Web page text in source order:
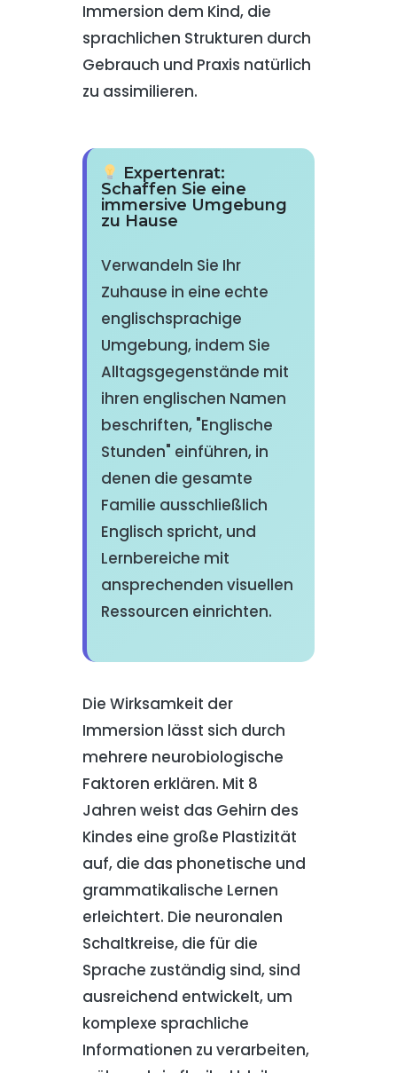
Immersion dem Kind, die
sprachlichen Strukturen durch
Gebrauch und Praxis natürlich
zu assimilieren.
Expertenrat:
Schaffen Sie eine
immersive Umgebung
zu Hause
Verwandeln Sie Ihr
Zuhause in eine echte
englischsprachige
Umgebung, indem Sie
Alltagsgegenstände mit
ihren englischen Namen
beschriften, "Englische
Stunden" einführen, in
denen die gesamte
Familie ausschließlich
Englisch spricht, und
Lernbereiche mit
ansprechenden visuellen
Ressourcen einrichten.
Die Wirksamkeit der
Immersion lässt sich durch
mehrere neurobiologische
Faktoren erklären. Mit 8
Jahren weist das Gehirn des
Kindes eine große Plastizität
auf, die das phonetische und
grammatikalische Lernen
erleichtert. Die neuronalen
Schaltkreise, die für die
Sprache zuständig sind, sind
ausreichend entwickelt, um
komplexe sprachliche
Informationen zu verarbeiten,